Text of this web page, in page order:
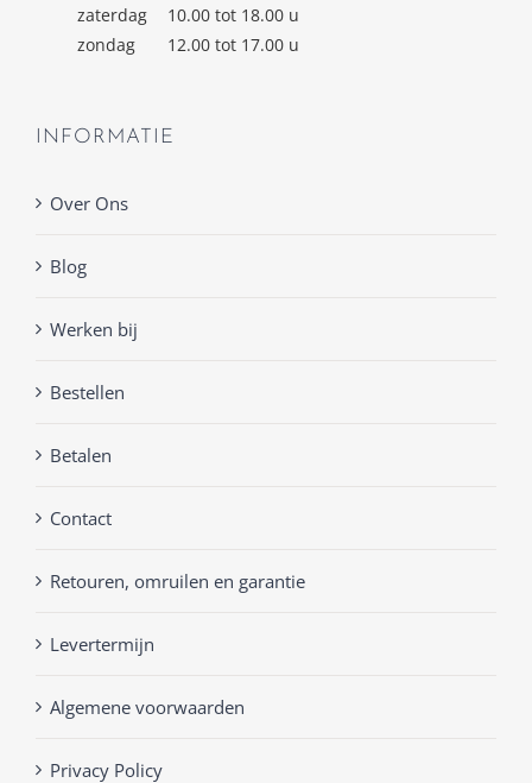
zaterdag
10.00 tot 18.00 u
zondag
12.00 tot 17.00 u
INFORMATIE
Over Ons
Blog
Werken bij
Bestellen
Betalen
Contact
Retouren, omruilen en garantie
Levertermijn
Algemene voorwaarden
Privacy Policy